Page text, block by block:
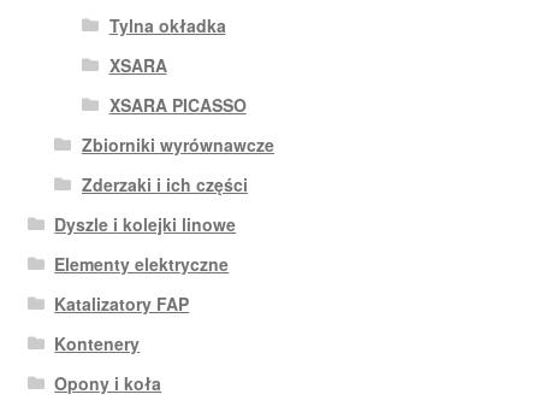
Tylna okładka
XSARA
XSARA PICASSO
Zbiorniki wyrównawcze
Zderzaki i ich części
Dyszle i kolejki linowe
Elementy elektryczne
Katalizatory FAP
Kontenery
Opony i koła